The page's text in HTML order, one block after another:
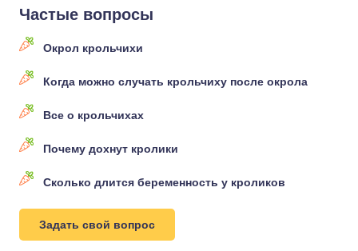
Частые вопросы
Окрол крольчихи
Когда можно случать крольчиху после окрола
Все о крольчихах
Почему дохнут кролики
Сколько длится беременность у кроликов
Задать свой вопрос